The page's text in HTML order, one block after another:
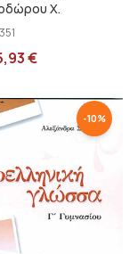
Χ.
€
-10%